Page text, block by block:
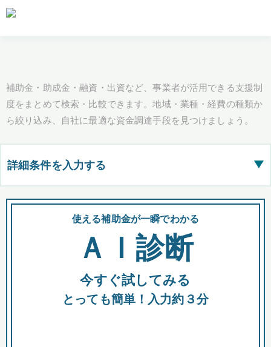
補助金・助成金・融資・出資など、事業者が活用できる支援制
度をまとめて検索・比較できます。地域・業種・経費の種類か
ら絞り込み、自社に最適な資金調達手段を見つけましょう。
詳細条件を入力する ▶
都道府県
全国の検索結果を含めて表示
助成金 融資 出資
使える補助金が一瞬でわかる
ＡＩ診断
今すぐ試してみる
とっても簡単！入力約３分